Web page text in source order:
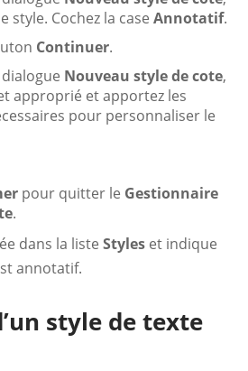
style. Cochez la case Annotatif.
Continuer.
Nouveau style de cote,
approprié et apportez les
pour personnaliser le
pour quitter le Gestionnaire
.
dans la liste Styles et indique
annotatif.
style de texte